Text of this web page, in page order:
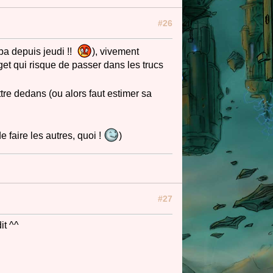
#26
depuis jeudi !!
), vivement
qui risque de passer dans les trucs
dedans (ou alors faut estimer sa
faire les autres, quoi ! )
#27
^^